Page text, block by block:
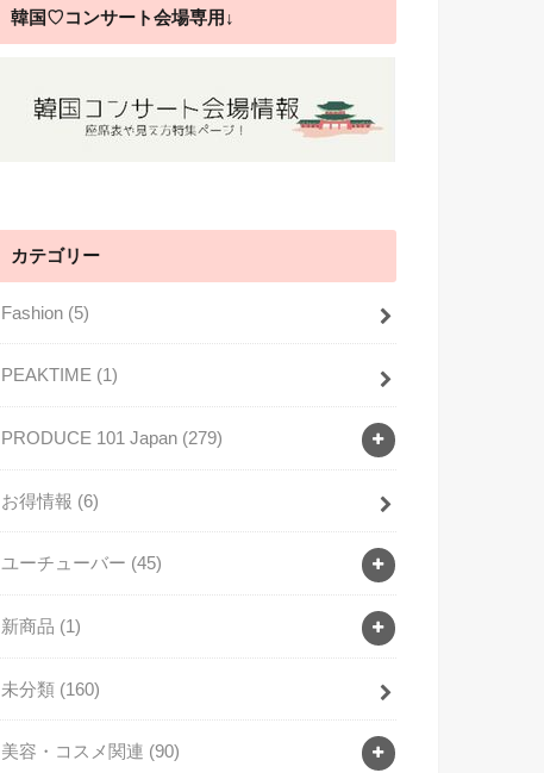
韓国♡コンサート会場専用↓
カテゴリー
Fashion (5)
PEAKTIME (1)
PRODUCE 101 Japan (279)
お得情報 (6)
ユーチューバー (45)
新商品 (1)
未分類 (160)
美容・コスメ関連 (90)